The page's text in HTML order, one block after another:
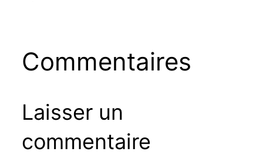
Commentaires
Laisser un
commentaire